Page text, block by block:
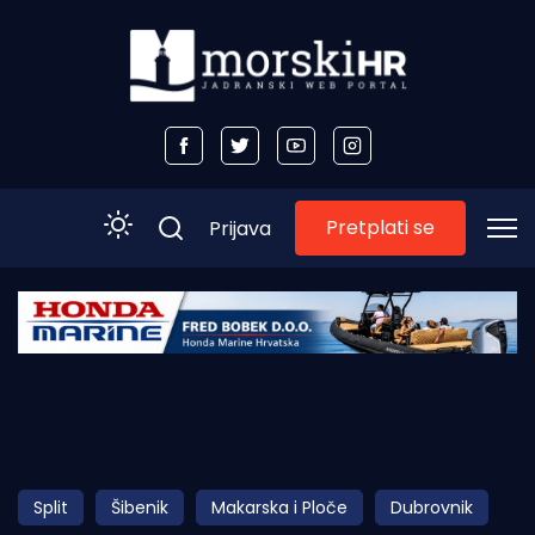
Početna
Obala
Prijava Pretplati se
Split Šibenik Makarska i Ploče Dubrovnik